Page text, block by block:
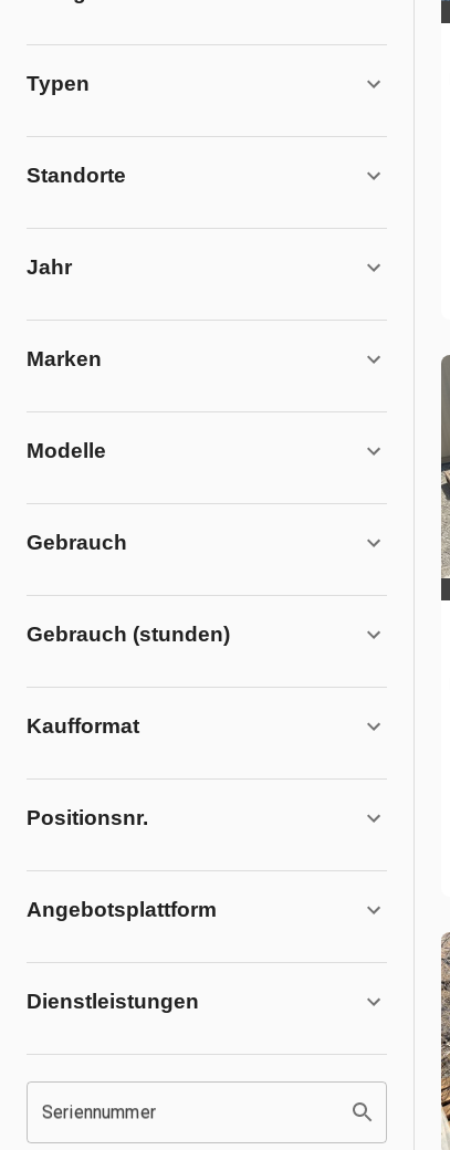
Typen
Standorte
Jahr
Marken
Modelle
Gebrauch
Gebrauch (stunden)
Kaufformat
Positionsnr.
Angebotsplattform
Dienstleistungen
Seriennummer